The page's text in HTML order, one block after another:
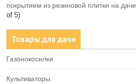
покрытием из резиновой плитки на даче.
of 5)
Товары для дачи
Газонокосилки
Культиваторы